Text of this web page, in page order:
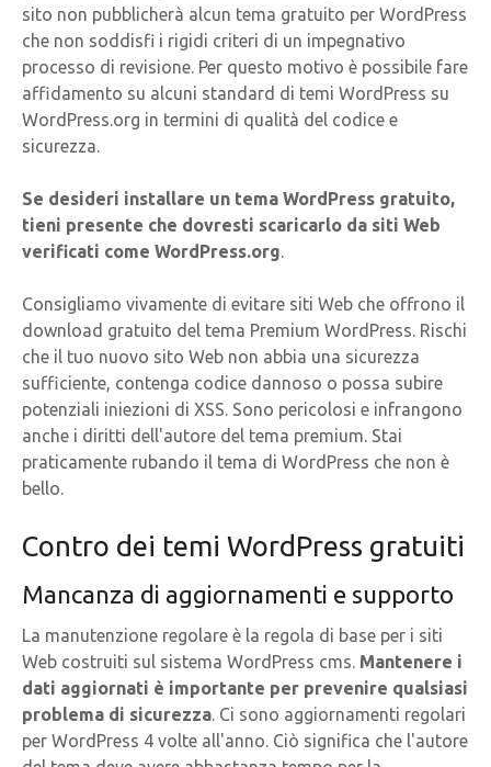
sito non pubblicherà alcun tema gratuito per WordPress
che non soddisfi i rigidi criteri di un impegnativo
processo di revisione. Per questo motivo è possibile fare
affidamento su alcuni standard di temi WordPress su
WordPress.org in termini di qualità del codice e
sicurezza.
Se desideri installare un tema WordPress gratuito,
tieni presente che dovresti scaricarlo da siti Web
verificati come WordPress.org.
Consigliamo vivamente di evitare siti Web che offrono il
download gratuito del tema Premium WordPress. Rischi
che il tuo nuovo sito Web non abbia una sicurezza
sufficiente, contenga codice dannoso o possa subire
potenziali iniezioni di XSS. Sono pericolosi e infrangono
anche i diritti dell'autore del tema premium. Stai
praticamente rubando il tema di WordPress che non è
bello.
Contro dei temi WordPress gratuiti
Mancanza di aggiornamenti e supporto
La manutenzione regolare è la regola di base per i siti
Web costruiti sul sistema WordPress cms. Mantenere i
dati aggiornati è importante per prevenire qualsiasi
problema di sicurezza. Ci sono aggiornamenti regolari
per WordPress 4 volte all'anno. Ciò significa che l'autore